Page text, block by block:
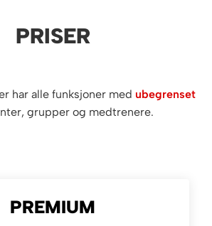
PRISER
har alle funksjoner med ubegrenset
grupper og medtrenere.
PREMIUM